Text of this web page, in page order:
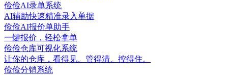
俭俭AI录单系统
AI辅助快速精准录入单据
俭俭AI报价单助手
一键报价，轻松拿单
俭俭仓库可视化系统
让你的仓库，看得见、管得清、控得住。
俭俭分销系统